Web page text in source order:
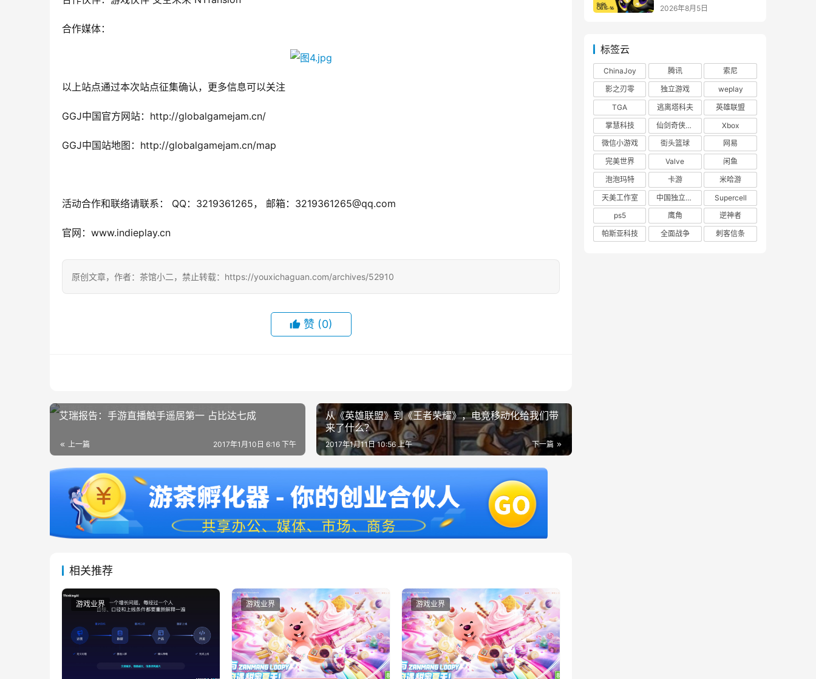
合作媒体：
以上站点通过本次站点征集确认，更多信息可以关注
GGJ中国官方网站：http://globalgamejam.cn/
GGJ中国站地图：http://globalgamejam.cn/map
活动合作和联络请联系： QQ：3219361265， 邮箱：3219361265@qq.com
官网：www.indieplay.cn
原创文章，作者：茶馆小二，禁止转载：https://youxichaguan.com/archives/52910
赞 (0)
艾瑞报告：手游直播触手遥居第一 占比达七成
上一篇 2017年1月10日 6:16 下午
从《英雄联盟》到《王者荣耀》，电竞移动化给我们带
来了什么？
下一篇
2017年1月11日 10:56 上午
相关推荐
游戏业界 游戏业界 游戏业界
2026年8月5日
标签云
ChinaJoy 腾讯
索尼
影之刃零
独立游戏
weplay
TGA
逃离塔科夫
英雄联盟
掌慧科技
仙剑奇侠传四
Xbox
微信小游戏
街头篮球
网易
完美世界
Valve
闲鱼
泡泡玛特
卡游
米哈游
天美工作室
中国独立游戏联盟
Supercell
ps5
鹰角
逆神者
帕斯亚科技
全面战争 刺客信条